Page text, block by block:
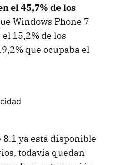
el 45,7% de los
Windows Phone 7
15,2% de los
que ocupaba el
ya está disponible
todavía quedan